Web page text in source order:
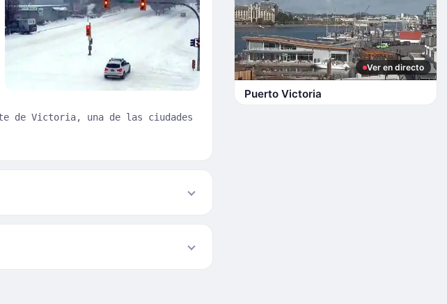
de Victoria, una de las ciudades
Ver en directo
Puerto Victoria